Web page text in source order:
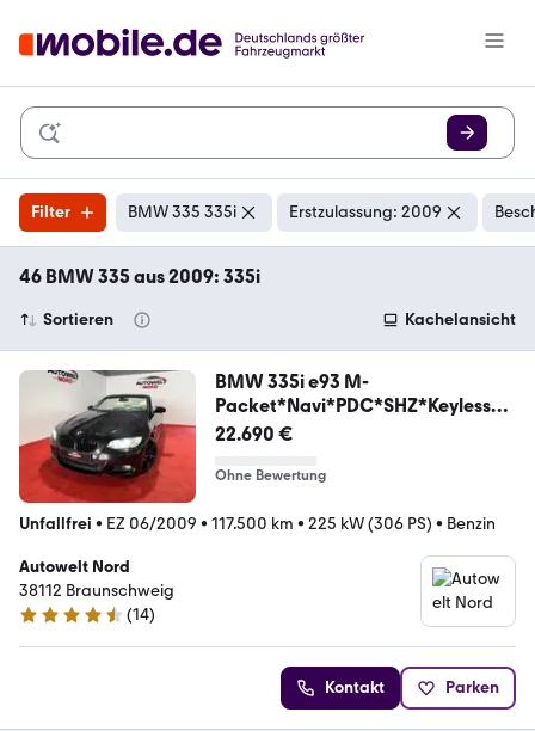
Filter BMW 335 335i Erstzulassung: 2009
46 BMW 335 aus 2009: 335i
Sortieren Kachelansicht
BMW 335i e93 M-
Packet*Navi*PDC*SHZ*KeylessG
o
22.690 €
Ohne Bewertung
Unfallfrei • EZ 06/2009 • 117.500 km • 225 kW (306 PS) • Benzin
Autowelt Nord
38112 Braunschweig
4.6 Sterne
(14)
Kontakt Parken